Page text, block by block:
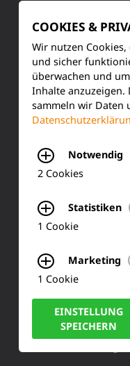
Ihre
50170
Fax:
COOKIES &
Wir nutzen
und sicher
überwachen und
Inhalte
sammeln wir Daten
Notwendig
2 Cookies
Statistiken
1 Cookie
Marketing
1 Cookie
EINSTELLUNG
SPEICHERN